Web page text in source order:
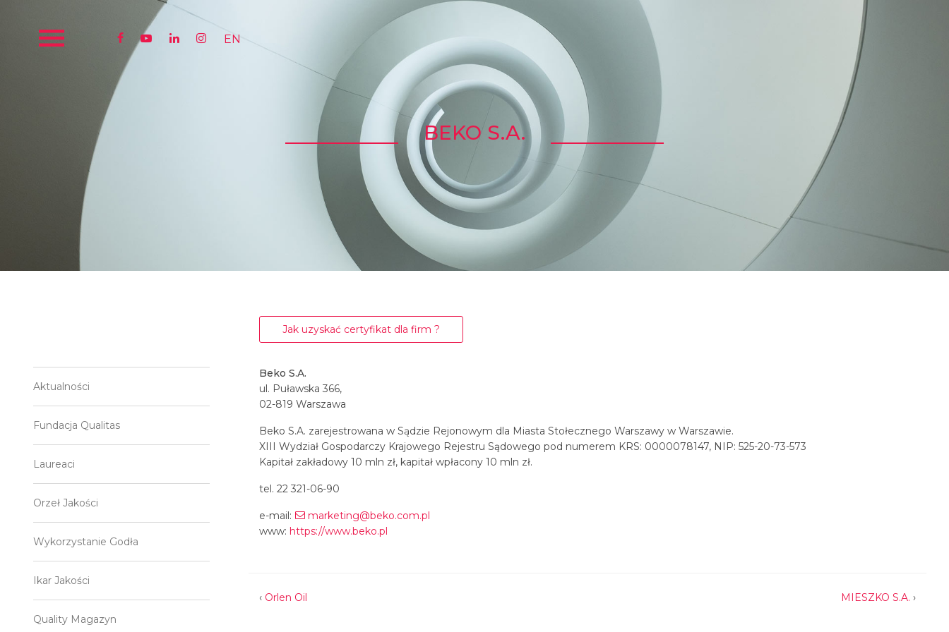
    EN
BEKO S.A.
Jak uzyskać certyfikat dla firm ?
Beko S.A.
ul. Puławska 366,
02-819 Warszawa
Beko S.A. zarejestrowana w Sądzie Rejonowym dla Miasta Stołecznego Warszawy w Warszawie.
XIII Wydział Gospodarczy Krajowego Rejestru Sądowego pod numerem KRS: 0000078147, NIP: 525-20-73-573
Kapitał zakładowy 10 mln zł, kapitał wpłacony 10 mln zł.
tel. 22 321-06-90
e-mail:
marketing@beko.com.pl
www: https://www.beko.pl
‹ Orlen Oil MIESZKO S.A. ›
Aktualności
Fundacja Qualitas
Laureaci
Orzeł Jakości
Wykorzystanie Godła
Ikar Jakości
Quality Magazyn